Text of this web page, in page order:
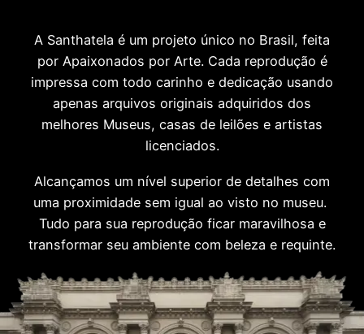
A Santhatela é um projeto único no Brasil, feita
por Apaixonados por Arte. Cada reprodução é
impressa com todo carinho e dedicação usando
apenas arquivos originais adquiridos dos
melhores Museus, casas de leilões e artistas
licenciados.
Alcançamos um nível superior de detalhes com
uma proximidade sem igual ao visto no museu.
Tudo para sua reprodução ficar maravilhosa e
transformar seu ambiente com beleza e requinte.